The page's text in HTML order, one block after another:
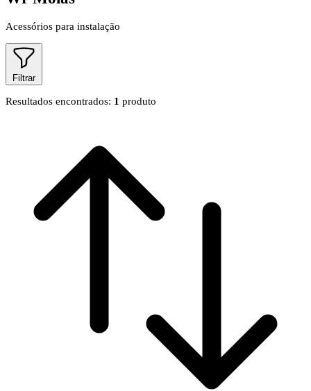
Acessórios para instalação
Filtrar
Resultados encontrados: 1 produto